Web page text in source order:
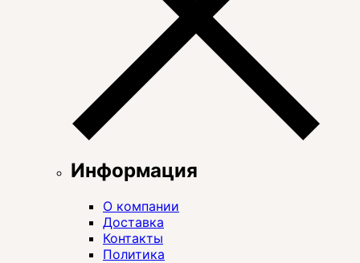
Информация
О компании
Доставка
Контакты
Политика